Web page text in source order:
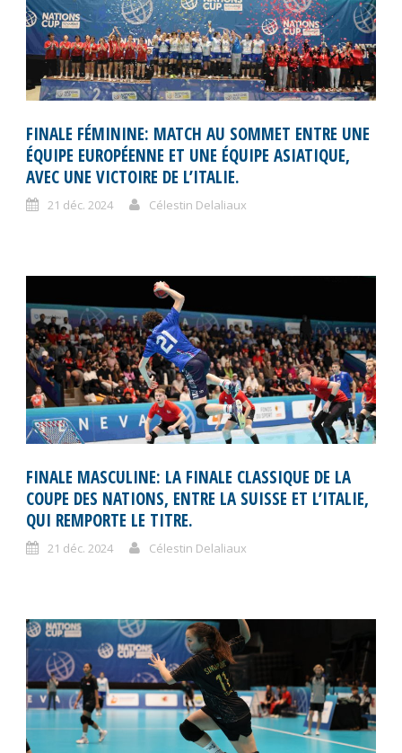
FINALE FÉMININE: MATCH AU SOMMET ENTRE UNE
ÉQUIPE EUROPÉENNE ET UNE ÉQUIPE ASIATIQUE,
AVEC UNE VICTOIRE DE L’ITALIE.
21 déc. 2024 Célestin Delaliaux
FINALE MASCULINE: LA FINALE CLASSIQUE DE LA
COUPE DES NATIONS, ENTRE LA SUISSE ET L’ITALIE,
QUI REMPORTE LE TITRE.
21 déc. 2024 Célestin Delaliaux